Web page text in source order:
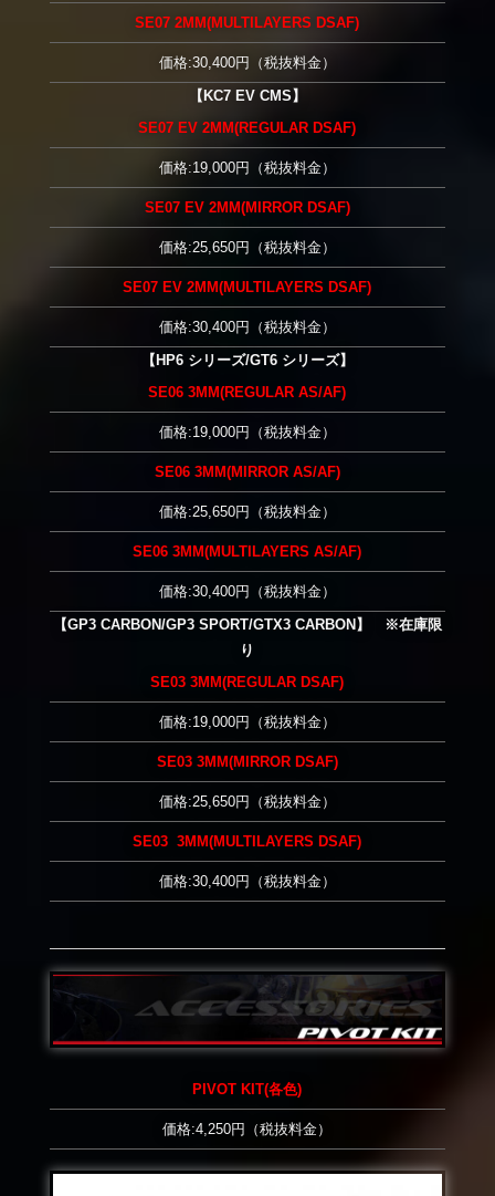
SE07 2MM(MULTILAYERS DSAF)
価格:30,400円（税抜料金）
【KC7 EV CMS】
SE07 EV 2MM(REGULAR DSAF)
価格:19,000円（税抜料金）
SE07 EV 2MM(MIRROR DSAF)
価格:25,650円（税抜料金）
SE07 EV 2MM(MULTILAYERS DSAF)
価格:30,400円（税抜料金）
【HP6 シリーズ/GT6 シリーズ】
SE06 3MM(REGULAR AS/AF)
価格:19,000円（税抜料金）
SE06 3MM(MIRROR AS/AF)
価格:25,650円（税抜料金）
SE06 3MM(MULTILAYERS AS/AF)
価格:30,400円（税抜料金）
【GP3 CARBON/GP3 SPORT/GTX3 CARBON】 ※在庫限
り
SE03 3MM(REGULAR DSAF)
価格:19,000円（税抜料金）
SE03 3MM(MIRROR DSAF)
価格:25,650円（税抜料金）
SE03 3MM(MULTILAYERS DSAF)
価格:30,400円（税抜料金）
PIVOT KIT(各色)
価格:4,250円（税抜料金）